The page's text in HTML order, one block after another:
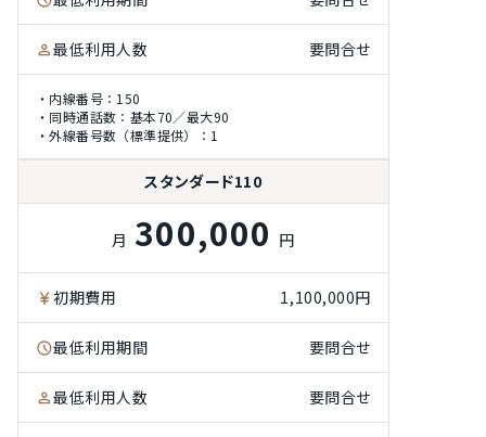
最低利用人数 要問合せ
・内線番号：150
・同時通話数：基本70／最大90
・外線番号数（標準提供）：1
スタンダード110
月 300,000 円
初期費用 1,100,000円
最低利用期間 要問合せ
最低利用人数 要問合せ